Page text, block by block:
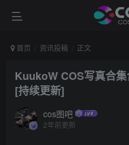
首页 资讯投稿 正文
KuukoW COS写真合
[持续更新]
cos图吧
2年前更新